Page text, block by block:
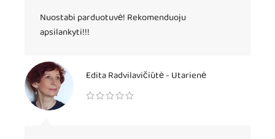
Nuostabi parduotuvė! Rekomenduoju
apsilankyti!!!
Edita Radvilavičiūtė - Utarienė